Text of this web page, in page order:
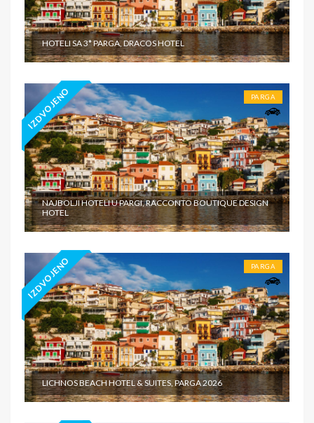
HOTELI SA 3* PARGA, DRACOS HOTEL
IZDVOJENO PARGA
NAJBOLJI HOTELI U PARGI, RACCONTO BOUTIQUE DESIGN
HOTEL
IZDVOJENO PARGA
LICHNOS BEACH HOTEL & SUITES, PARGA 2026